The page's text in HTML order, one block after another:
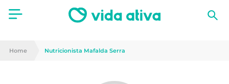
Saúde
Home Nutricionista Mafalda Serra